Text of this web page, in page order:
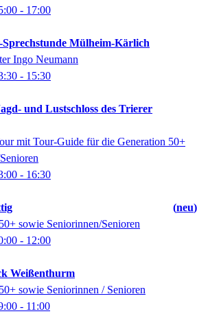
- 17:00
Mülheim-Kärlich
Ingo Neumann
- 15:30
und Lustschloss des Trierer
mit Tour-Guide für die Generation 50+
- 16:30
neu
sowie Seniorinnen/Senioren
- 12:00
Weißenthurm
sowie Seniorinnen / Senioren
- 11:00